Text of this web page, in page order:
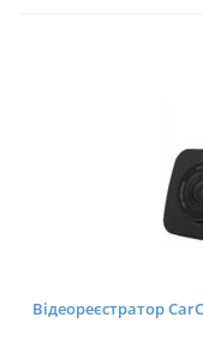
Відеореєстратор